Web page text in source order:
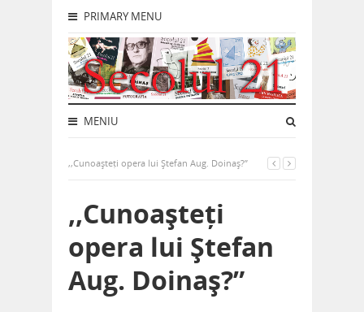
PRIMARY MENU
MENIU
,,Cunoașteți opera lui Ștefan Aug. Doinaș?”
,,Cunoașteți
opera lui Ștefan
Aug. Doinaș?”